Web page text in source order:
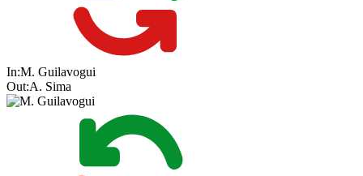
In:M. Guilavogui
Out:A. Sima